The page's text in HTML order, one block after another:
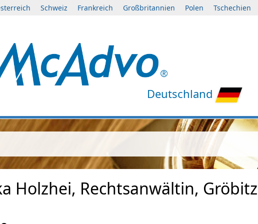
Schweiz Frankreich Großbritannien Polen Tschechien
Deutschland
Holzhei, Rechtsanwältin, Gröbitz